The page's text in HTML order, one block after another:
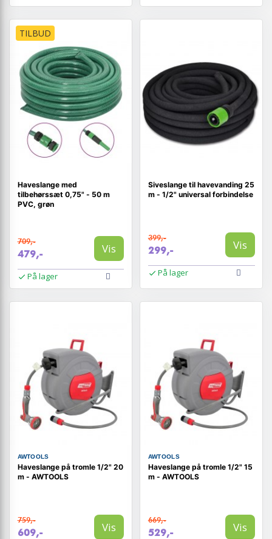
TILBUD
Haveslange med
tilbehørssæt 0,75" - 50 m
PVC, grøn
709,-
479,- Vis
På lager
Siveslange til havevanding 25
m - 1/2" universal forbindelse
399,-
299,- Vis
På lager
AWTOOLS
Haveslange på tromle 1/2" 20
m - AWTOOLS
759,-
609,- Vis
AWTOOLS
Haveslange på tromle 1/2" 15
m - AWTOOLS
669,-
529,- Vis